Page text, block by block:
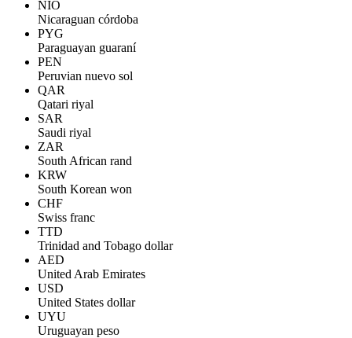
NIO
Nicaraguan córdoba
PYG
Paraguayan guaraní
PEN
Peruvian nuevo sol
QAR
Qatari riyal
SAR
Saudi riyal
ZAR
South African rand
KRW
South Korean won
CHF
Swiss franc
TTD
Trinidad and Tobago dollar
AED
United Arab Emirates
USD
United States dollar
UYU
Uruguayan peso